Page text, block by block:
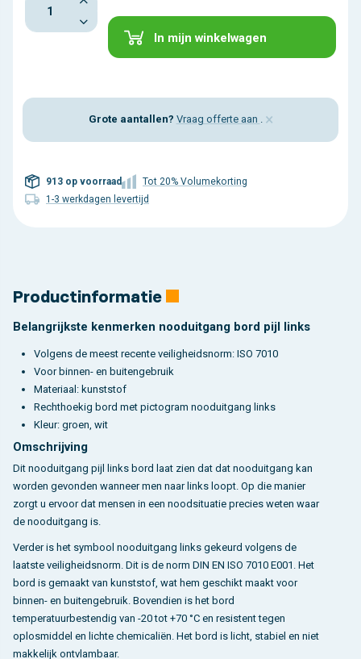
In mijn winkelwagen
Grote aantallen? Vraag offerte aan . ×
913 op voorraad
Tot 20% Volumekorting
1-3 werkdagen levertijd
Productinformatie
Belangrijkste kenmerken nooduitgang bord pijl links
Volgens de meest recente veiligheidsnorm: ISO 7010
Voor binnen- en buitengebruik
Materiaal: kunststof
Rechthoekig bord met pictogram nooduitgang links
Kleur: groen, wit
Omschrijving
Dit nooduitgang pijl links bord laat zien dat dat nooduitgang kan
worden gevonden wanneer men naar links loopt. Op die manier
zorgt u ervoor dat mensen in een noodsituatie precies weten waar
de nooduitgang is.
Verder is het symbool nooduitgang links gekeurd volgens de
laatste veiligheidsnorm. Dit is de norm DIN EN ISO 7010 E001. Het
bord is gemaakt van kunststof, wat hem geschikt maakt voor
binnen- en buitengebruik. Bovendien is het bord
temperatuurbestendig van -20 tot +70 °C en resistent tegen
oplosmiddel en lichte chemicaliën. Het bord is licht, stabiel en niet
makkelijk ontvlambaar.